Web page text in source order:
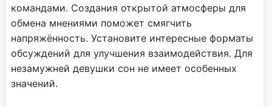
командами. Создания открытой атмосферы для
обмена мнениями поможет смягчить
напряжённость. Установите интересные форматы
обсуждений для улучшения взаимодействия. Для
незамужней девушки сон не имеет особенных
значений.